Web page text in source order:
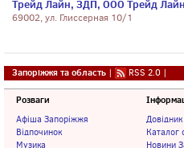
Трейд Лайн, ЗДП, ООО Трейд
69002, ул. Глиссерная 10/1
Запоріжжя та область | RSS 2.0 |
Розваги
Афіша Запоріжжя
Відпочинок
Музика
Каталог
Новини